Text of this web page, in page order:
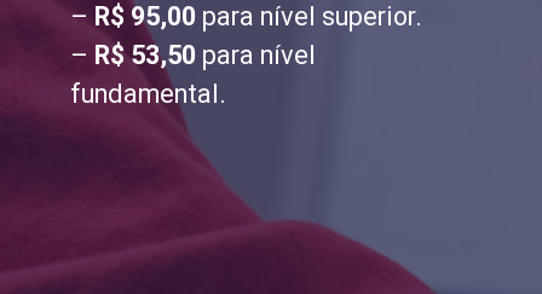
–R$ 95,00 para nível superior.
– R$ 53,50 para nível
fundamental.